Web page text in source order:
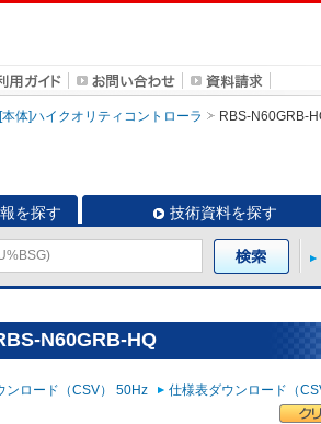
[本体]ハイクオリティコントローラ RBS-N60GRB-
を探す 技術資料を探す
N60GRB-HQ
ンロード（CSV） 50Hz 仕様表ダウンロード（